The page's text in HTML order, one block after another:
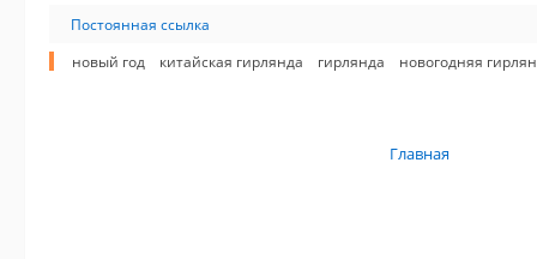
Постоянная ссылка
новый год
китайская гирлянда гирлянда новогодняя
Главная